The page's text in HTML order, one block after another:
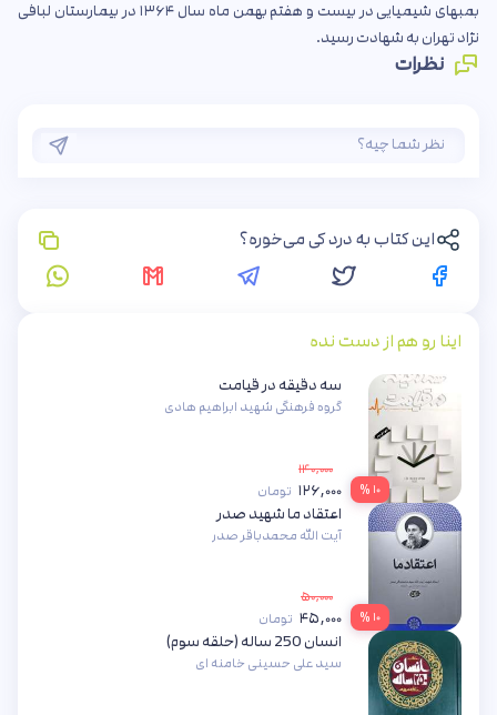
بمبهای شیمیایی در بیست و هفتم بهمن ماه سال ۱۳۶۴ در بیمارستان لبافی
نژاد تهران به شهادت رسید.
نظرات
این کتاب به درد کی می‌خوره؟
اینا رو هم از دست نده
۱۰ %
سه دقیقه در قیامت
گروه فرهنگی شهید ابراهیم هادی
۱۴۰,۰۰۰
۱۲۶,۰۰۰ تومان
۱۰ %
اعتقاد ما شهید صدر
آیت الله محمدباقر صدر
۵۰,۰۰۰
۴۵,۰۰۰ تومان
انسان 250 ساله (حلقه سوم)
سید علی حسینی خامنه ای